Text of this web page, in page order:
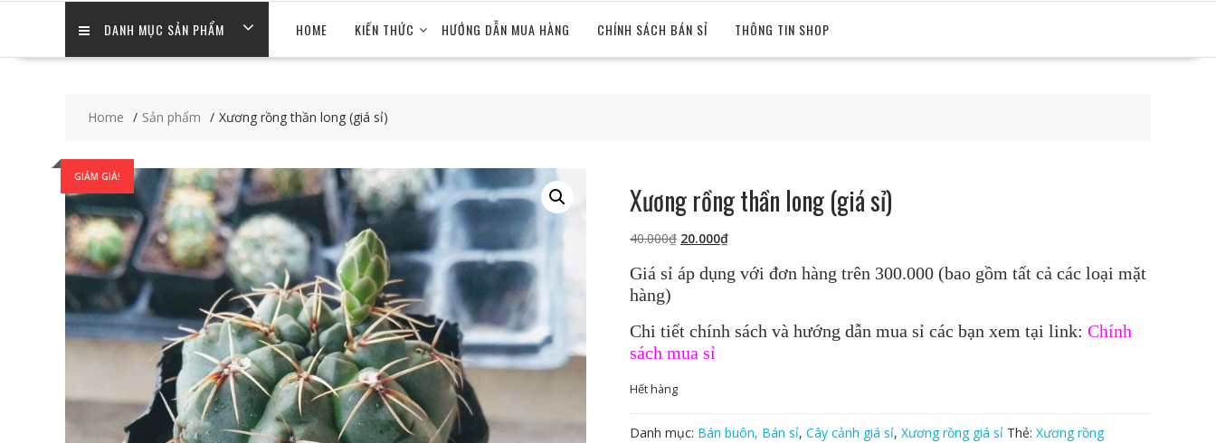
DANH MỤC SẢN PHẨM HOME KIẾN THỨC HƯỚNG DẪN MUA HÀNG CHÍNH SÁCH BÁN SỈ THÔNG TIN SHOP
Home Sản phẩm Xương rồng thần long (giá sỉ)
GIẢM GIÁ!
Xương rồng thần long (giá sỉ)
40.000₫ Giá
là:
20.000₫Giá
tại
Giá sỉ áp dụng với đơn hàng trên 300.000 (bao gồm tất cả các loại mặt
hàng)
Chi tiết chính sách và hướng dẫn mua sỉ các bạn xem tại link: Chính
sách mua sỉ
Hết hàng
Danh mục: Bán buôn, Bán sỉ, Cây cảnh giá sỉ, Xương rồng giá sỉ Thẻ: Xương rồng